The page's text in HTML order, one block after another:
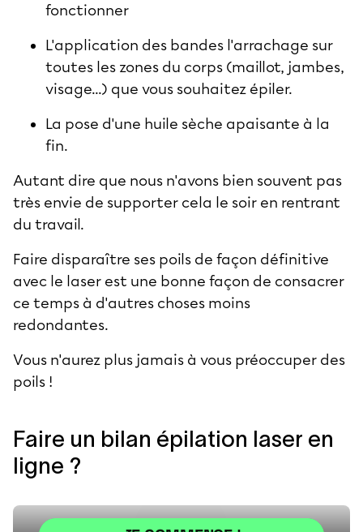
fonctionner
L'application des bandes l'arrachage sur
toutes les zones du corps (maillot, jambes,
visage...) que vous souhaitez épiler.
La pose d'une huile sèche apaisante à la
fin.
Autant dire que nous n'avons bien souvent pas
très envie de supporter cela le soir en rentrant
du travail.
Faire disparaître ses poils de façon définitive
avec le laser est une bonne façon de consacrer
ce temps à d'autres choses moins
redondantes.
Vous n'aurez plus jamais à vous préoccuper des
poils !
Faire un bilan épilation laser en
ligne ?